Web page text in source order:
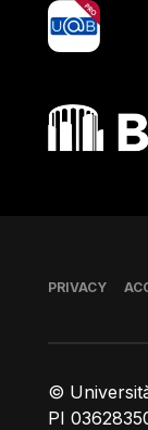
yoU@B
Bocconi
©
PI
Piè di
PRIVACY